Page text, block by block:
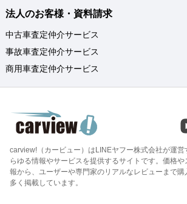
法人のお客様・資料請求
中古車査定仲介サービス
事故車査定仲介サービス
商用車査定仲介サービス
carview!（カービュー）はLINEヤフー株式会社が運営
らゆる情報やサービスを提供するサイトです。価格
報から、ユーザーや専門家のリアルなレビューまで
多く掲載しています。